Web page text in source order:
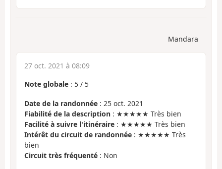
Mandara
27 oct. 2021 à 08:09
Note globale : 5 / 5
Date de la randonnée : 25 oct. 2021
Fiabilité de la description : ★★★★★ Très bien
Facilité à suivre l'itinéraire : ★★★★★ Très bien
Intérêt du circuit de randonnée : ★★★★★ Très
bien
Circuit très fréquenté : Non